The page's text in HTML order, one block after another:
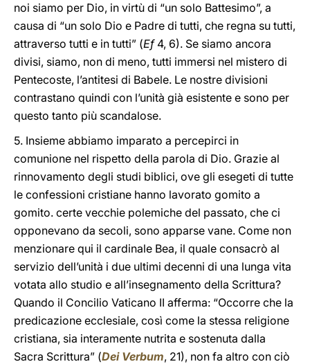
noi siamo per Dio, in virtù di “un solo Battesimo”, a
causa di “un solo Dio e Padre di tutti, che regna su tutti,
attraverso tutti e in tutti” (Ef4, 6). Se siamo ancora
divisi, siamo, non di meno, tutti immersi nel mistero di
Pentecoste, l’antitesi di Babele. Le nostre divisioni
contrastano quindi con l’unità già esistente e sono per
questo tanto più scandalose.
5. Insieme abbiamo imparato a percepirci in
comunione nel rispetto della parola di Dio. Grazie al
rinnovamento degli studi biblici, ove gli esegeti di tutte
le confessioni cristiane hanno lavorato gomito a
gomito. certe vecchie polemiche del passato, che ci
opponevano da secoli, sono apparse vane. Come non
menzionare qui il cardinale Bea, il quale consacrò al
servizio dell’unità i due ultimi decenni di una lunga vita
votata allo studio e all’insegnamento della Scrittura?
Quando il Concilio Vaticano II afferma: “Occorre che la
predicazione ecclesiale, così come la stessa religione
cristiana, sia interamente nutrita e sostenuta dalla
Sacra Scrittura” (Dei Verbum, 21), non fa altro con ciò